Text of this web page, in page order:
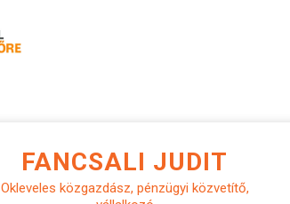
FANCSALI JUDIT
Okleveles közgazdász, pénzügyi közvetítő,